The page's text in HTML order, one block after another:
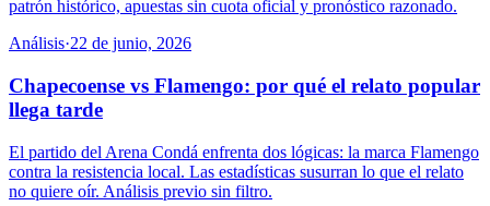
patrón histórico, apuestas sin cuota oficial y pronóstico razonado.
Análisis·22 de junio, 2026
Chapecoense vs Flamengo: por qué el relato popular
llega tarde
El partido del Arena Condá enfrenta dos lógicas: la marca Flamengo
contra la resistencia local. Las estadísticas susurran lo que el relato
no quiere oír. Análisis previo sin filtro.